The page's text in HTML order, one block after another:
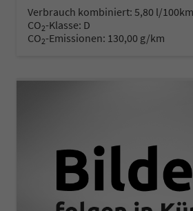
Verbrauch kombiniert: 5,80 l/100km
CO2-Klasse: D
CO2-Emissionen: 130,00 g/km